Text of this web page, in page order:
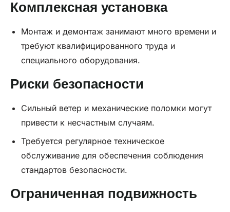
Комплексная установка
Монтаж и демонтаж занимают много времени и
требуют квалифицированного труда и
специального оборудования.
Риски безопасности
Сильный ветер и механические поломки могут
привести к несчастным случаям.
Требуется регулярное техническое
обслуживание для обеспечения соблюдения
стандартов безопасности.
Ограниченная подвижность